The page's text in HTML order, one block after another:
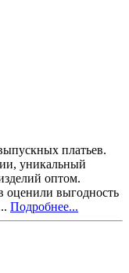
платьев.
уникальный
оптом.
оценили выгодность
Подробнее...